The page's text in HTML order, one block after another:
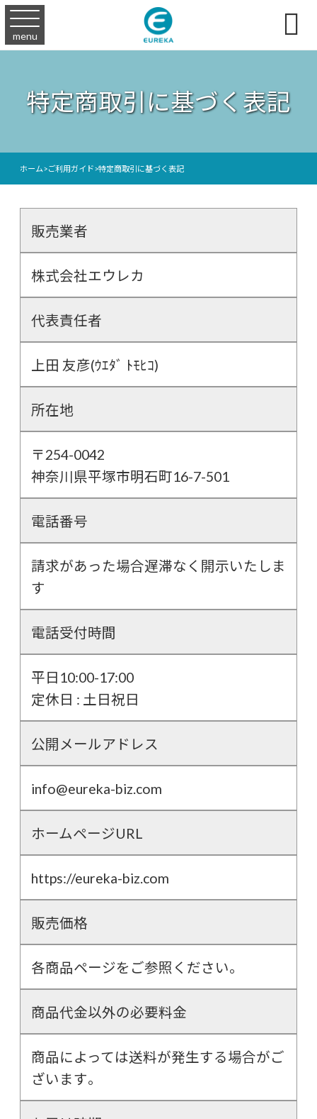
menu 
特定商取引に基づく表記
ホーム>ご利用ガイド>特定商取引に基づく表記
販売業者
株式会社エウレカ
代表責任者
上田 友彦(ｳｴﾀﾞ ﾄﾓﾋｺ)
所在地
〒254-0042
神奈川県平塚市明石町16-7-501
電話番号
請求があった場合遅滞なく開示いたしま
す
電話受付時間
平日10:00-17:00
定休日 : 土日祝日
公開メールアドレス
info@eureka-biz.com
ホームページURL
https://eureka-biz.com
販売価格
各商品ページをご参照ください。
商品代金以外の必要料金
商品によっては送料が発生する場合がご
ざいます。